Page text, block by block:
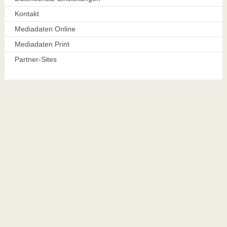
Kontakt
Mediadaten Online
Mediadaten Print
Partner-Sites